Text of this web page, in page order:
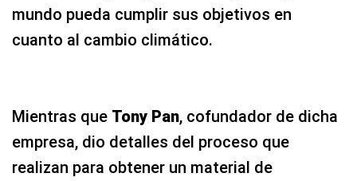
mundo pueda cumplir sus objetivos en
cuanto al cambio climático.
Mientras que Tony Pan, cofundador de dicha
empresa, dio detalles del proceso que
realizan para obtener un material de